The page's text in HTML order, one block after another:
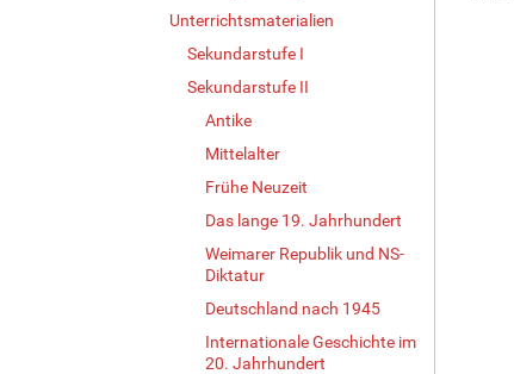
Unterrichtsmaterialien
Sekundarstufe I
Sekundarstufe II
Antike
Mittelalter
Frühe Neuzeit
Das lange 19. Jahrhundert
Weimarer Republik und NS-
Diktatur
Deutschland nach 1945
Internationale Geschichte im
20. Jahrhundert